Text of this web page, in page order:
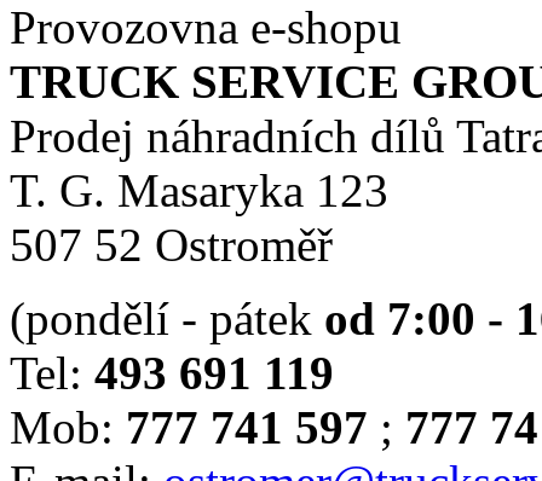
Provozovna e-shopu
TRUCK SERVICE
Prodej náhradních dílů
T. G. Masaryka 123
507 52 Ostroměř
(pondělí - pátek od 7:00 -
Tel: 493 691 119
Mob: 777 741 597 ; 777